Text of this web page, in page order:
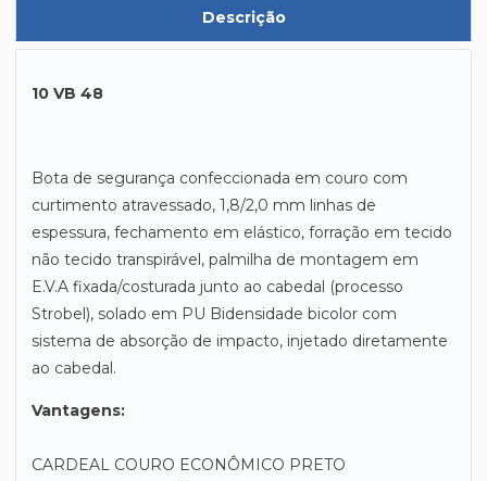
Descrição
10 VB 48
Bota de segurança confeccionada em couro com
curtimento atravessado, 1,8/2,0 mm linhas de
espessura, fechamento em elástico, forração em tecido
não tecido transpirável, palmilha de montagem em
E.V.A fixada/costurada junto ao cabedal (processo
Strobel), solado em PU Bidensidade bicolor com
sistema de absorção de impacto, injetado diretamente
ao cabedal.
Vantagens:
CARDEAL COURO ECONÔMICO PRETO